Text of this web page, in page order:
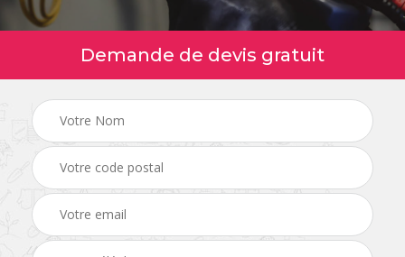
Demande de devis gratuit